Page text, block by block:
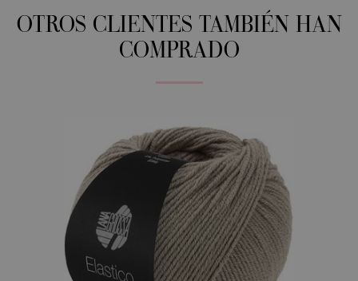
OTROS CLIENTES TAMBIÉN HAN
COMPRADO